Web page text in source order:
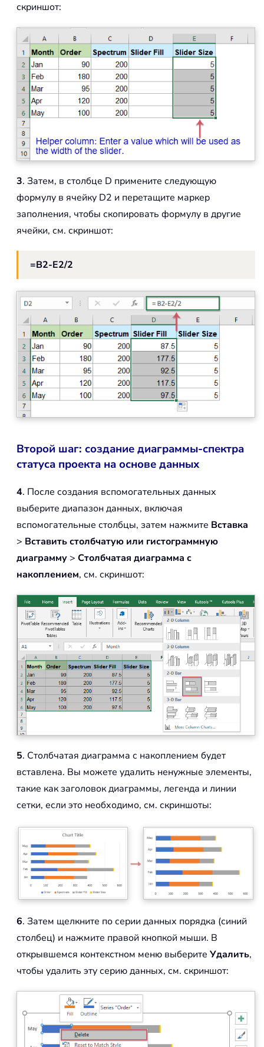
скриншот:
3. Затем, в столбце D примените следующую
формулу в ячейку D2 и перетащите маркер
заполнения, чтобы скопировать формулу в другие
ячейки, см. скриншот:
=B2-E2/2
Второй шаг: создание диаграммы-спектра
статуса проекта на основе данных
4. После создания вспомогательных данных
выберите диапазон данных, включая
вспомогательные столбцы, затем нажмите Вставка
> Вставить столбчатую или гистограммную
диаграмму > Столбчатая диаграмма с
накоплением, см. скриншот:
5. Столбчатая диаграмма с накоплением будет
вставлена. Вы можете удалить ненужные элементы,
такие как заголовок диаграммы, легенда и линии
сетки, если это необходимо, см. скриншоты:
6. Затем щелкните по серии данных порядка (синий
столбец) и нажмите правой кнопкой мыши. В
открывшемся контекстном меню выберите Удалить,
чтобы удалить эту серию данных, см. скриншот: